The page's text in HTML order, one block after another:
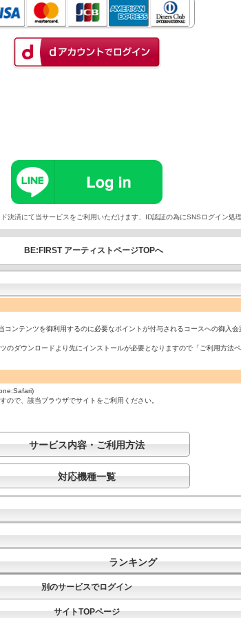
済にて当サービスをご利用いただけます、ID認証の為にSNSログイン処
BE:FIRST アーティストページTOPへ
ンテンツを御利用するのに必要なポイントが付与されるコースへの御入会
ダウンロードより先にインストールが必要となりますので「ご利用方法
で、該当ブラウザでサイトをご利用ください。
サービス内容・ご利用方法
対応機種一覧
ランキング
別のサービスでログイン
サイトTOPページ